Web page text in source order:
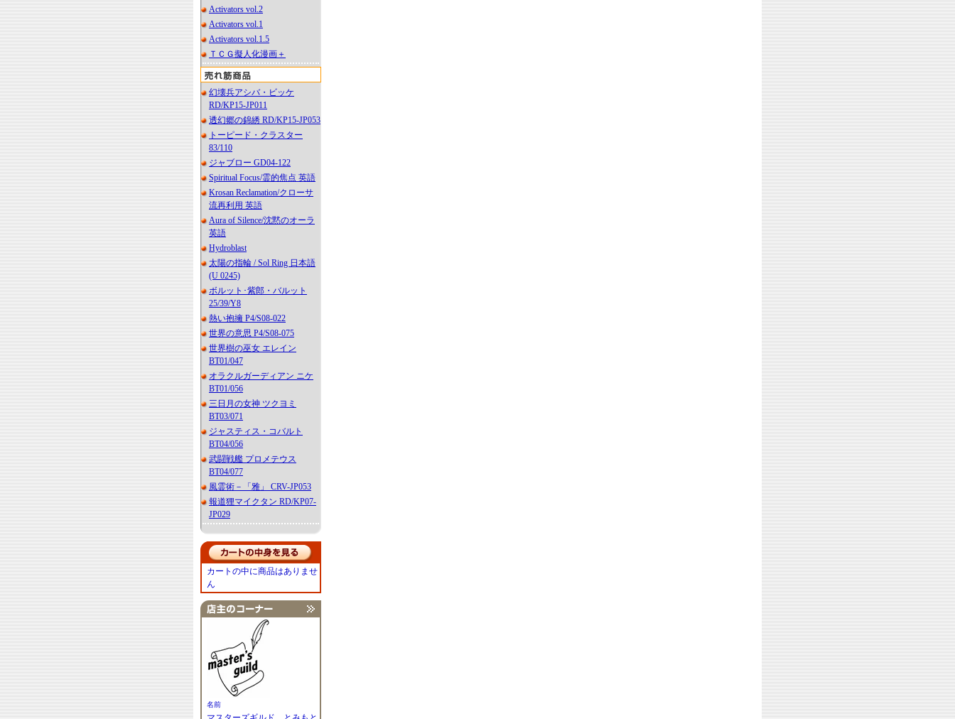
Activators vol.2
Activators vol.1
Activators vol.1.5
ＴＣＧ擬人化漫画＋
幻壊兵アシバ・ビッケ
RD/KP15-JP011
透幻郷の錦綉 RD/KP15-JP053
トーピード・クラスター
83/110
ジャブロー GD04-122
Spiritual Focus/霊的焦点 英語
Krosan Reclamation/クローサ
流再利用 英語
Aura of Silence/沈黙のオーラ
英語
Hydroblast
太陽の指輪 / Sol Ring 日本語
(U 0245)
ボルット･紫郎・バルット
25/39/Y8
熱い抱擁 P4/S08-022
世界の意思 P4/S08-075
世界樹の巫女 エレイン
BT01/047
オラクルガーディアン ニケ
BT01/056
三日月の女神 ツクヨミ
BT03/071
ジャスティス・コバルト
BT04/056
武闘戦艦 プロメテウス
BT04/077
風霊術－「雅」 CRV-JP053
報道狸マイクタン RD/KP07-
JP029
カートの中に商品はありませ
ん
名前